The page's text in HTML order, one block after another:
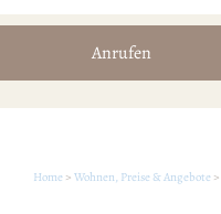
Anrufen
Home > Wohnen, Preise & Angebote >